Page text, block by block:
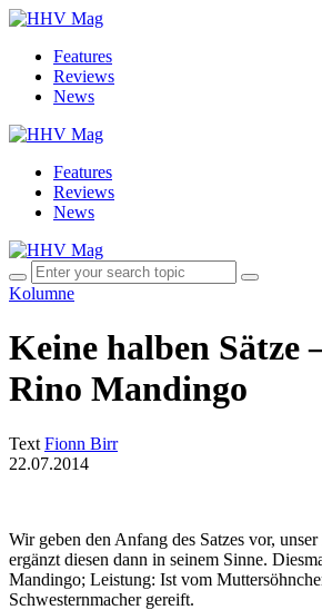
Features
Reviews
News
Features
Reviews
News
Kolumne
Keine halben Sätze
Rino Mandingo
Text Fionn Birr
22.07.2014
Wir geben den Anfang des Satzes vor,
ergänzt diesen dann in seinem Sinne.
Mandingo; Leistung: Ist vom
Schwesternmacher gereift.